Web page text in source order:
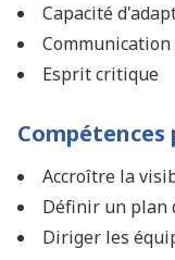
Capacité
Esprit critique
Compétences
Accroître la
Définir un plan
Diriger les